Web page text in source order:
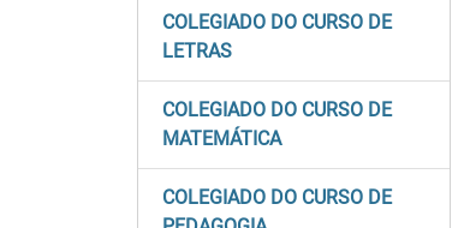
COLEGIADO DO CURSO DE
LETRAS
COLEGIADO DO CURSO DE
MATEMÁTICA
COLEGIADO DO CURSO DE